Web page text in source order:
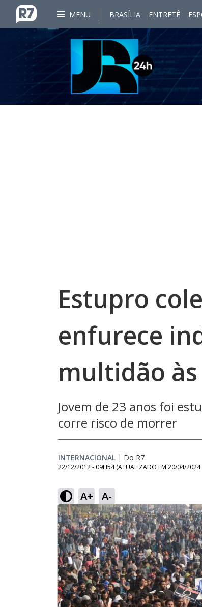
MENU BRASÍLIA ENTRETÊ
Estupro
enfurece
multidão
Jovem de 23 anos foi
corre risco de morrer
INTERNACIONAL | Do R7
22/12/2012 - 09H54 (ATUALIZADO EM 20/04/2024
A+ A-